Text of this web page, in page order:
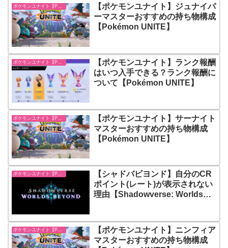
ポケモンユナイト【Pokémon UNITE】
【ポケモンユナイト】ジュナイパ
ーマスターおすすめの持ち物構成
【Pokémon UNITE】
【ポケモンユナイト】ランク報酬
はいつ入手できる？ランク報酬に
ついて【Pokémon UNITE】
【ポケモンユナイト】サーナイト
マスターおすすめの持ち物構成
【Pokémon UNITE】
ポケモンユナイト【Pokémon UNITE】
【シャドバビヨンド】自分のCR
ポイント(レート)が表示されない
理由【Shadowverse: Worlds
ポケモンユナイト【Pokémon UNITE】
【ポケモンユナイト】ニンフィア
マスターおすすめの持ち物構成